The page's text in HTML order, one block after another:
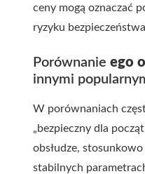
ceny mogą oznaczać
ryzyku
Porównanie ego
innymi
W porównaniach
„bezpieczny dla
obsłudze,
stabilnych